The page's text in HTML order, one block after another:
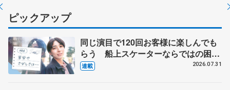
ピックアップ
同じ演目で120回お客様に楽しんでも
らう 船上スケーターならではの困難
とは 影響あったPIW前キャプテン松
連載 2026.07.31